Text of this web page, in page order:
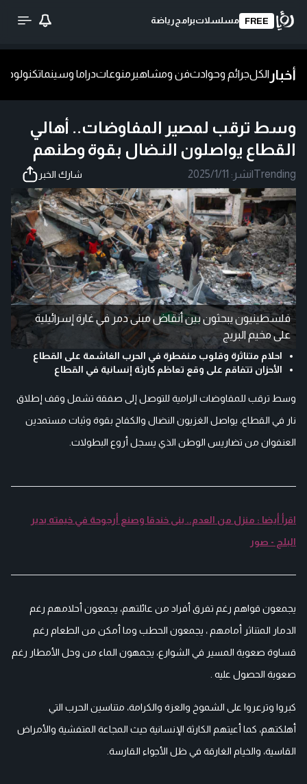
FREE مسلسلاتبرامج رياضة
أخبار الكلجرائم وحوادثفن ومشاهير منوعاتدراما وسينماتكنولوجيا
وسط ترقب لمصير المفاوضات.. أهالي
القطاع يواصلون النـضال بقوة وطنهم
Trending
|نشر: 2025/1/11 شارك الخبر
فلسطينيون يبحثون بين أنقاض مبنى دمر في غارة إسرائيلية
على مخيم البريج
احلام متناثرة وقلوب منفطرة في الحرب الغاشمة على القطاع
الأحزان تتفاقم على وقع تعاظم كارثة إنسانية في القطاع
وسط ترقب للمفاوضات الرامية للتوصل إلى صفقة تشمل وقف إطلاق
نار في القطاع، يواصل الغزيون النضال والكفاح بقوة وثبات مستمدين
العنفوان من تضاريس الوطن الذي يسجل أروع البطولات.
اقرأ أيضا : منزل من العدم.. بنى خندقا وصنع أرجوحة في خيمته بدير
البلح - صور
يجمعون قواهم رغم تفرق أفراد من عائلتهم، يجمعون أحلامهم رغم
الدمار المتناثر أمامهم ، يجمعون الحطب وما أمكن من الطعام رغم
قساوة صعوبة المسير في الشوارع، يجمهون الماء من وحل الأمطار رغم
صعوبة الحصول عليه .
كبروا وترعروا على الشموخ والعزة والكرامة، متناسين الحرب التي
أهلكتهم، كما أعيتهم الكارثة الإنسانية حيث المجاعة المتفشية والأمراض
القاسية، والخيام الغارقة في ظل الأجواء القارسة.